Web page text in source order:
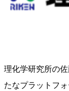
理化学研究所の
たなプラットフ